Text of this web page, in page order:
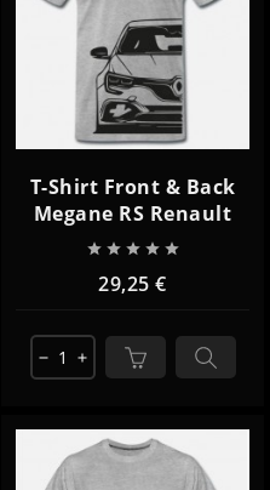
T-Shirt Front & Back
Megane RS Renault
    
29,25 €
remove add